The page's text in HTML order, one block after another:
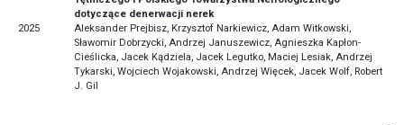
2025
dotyczące denerwacji nerek
Aleksander Prejbisz, Krzysztof Narkiewicz, Adam Witkowski,
Sławomir Dobrzycki, Andrzej Januszewicz, Agnieszka Kapłon-
Cieślicka, Jacek Kądziela, Jacek Legutko, Maciej Lesiak, Andrzej
Tykarski, Wojciech Wojakowski, Andrzej Więcek, Jacek Wolf, Robert
J. Gil